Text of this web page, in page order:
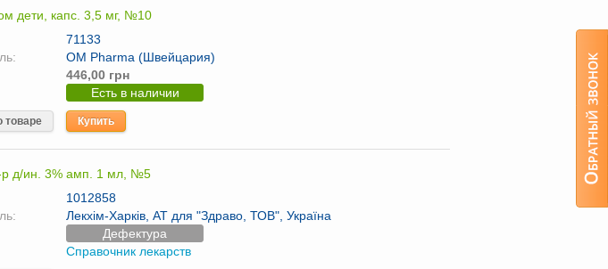
дети, капс. 3,5 мг, №10
71133
OM Pharma (Швейцария)
446,00 грн
Есть в наличии
товаре Купить
р д/ин. 3% амп. 1 мл, №5
1012858
Лекхім-Харків, АТ для "Здраво, ТОВ", Україна
Дефектура
Справочник лекарств